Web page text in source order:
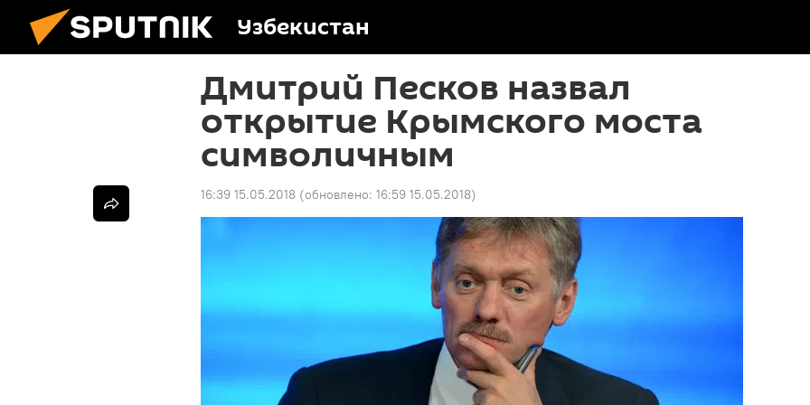
Узбекистан
Дмитрий Песков назвал
открытие Крымского моста
символичным
16:39 15.05.2018 (обновлено: 16:59 15.05.2018)